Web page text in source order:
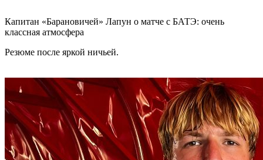
Капитан «Барановичей» Лапун о матче с БАТЭ: очень
классная атмосфера
Резюме после яркой ничьей.